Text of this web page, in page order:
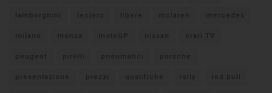
lamborghini leclerc libere mclaren mercedes
milano monza motoGP nissan orari TV
peugeot pirelli pneumatici porsche
presentazione prezzi qualifiche rally red bull